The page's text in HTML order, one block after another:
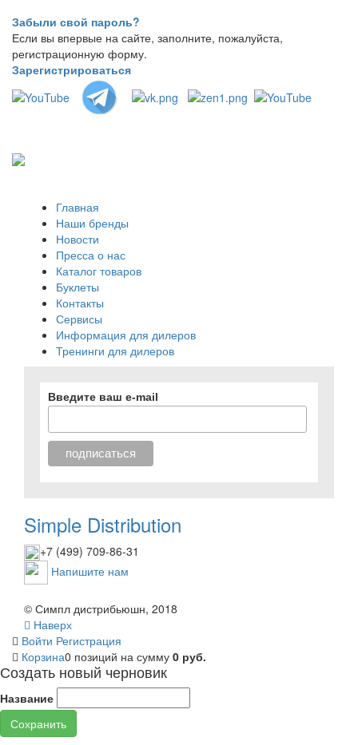
Забыли свой пароль?
Если вы впервые на сайте, заполните, пожалуйста,
регистрационную форму.
Зарегистрироваться
Главная
Наши бренды
Новости
Пресса о нас
Каталог товаров
Буклеты
Контакты
Сервисы
Информация для дилеров
Тренинги для дилеров
Введите ваш e-mail
Simple Distribution
+7 (499) 709-86-31
Напишите нам
© Симпл дистрибьюшн, 2018
Наверх
Войти Регистрация
Корзина0 позиций на сумму 0 руб.
Создать новый черновик
Название
Сохранить